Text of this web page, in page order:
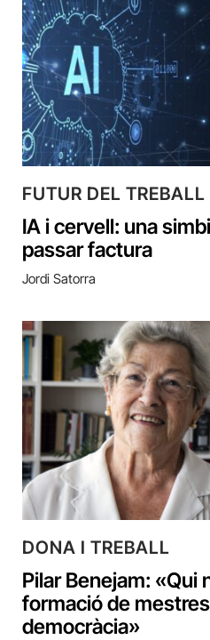
FUTUR DEL TREBALL
IA i cervell: una
passar factura
Jordi Satorra
DONA I TREBALL
Pilar Benejam: «Qui
formació de
democràcia»